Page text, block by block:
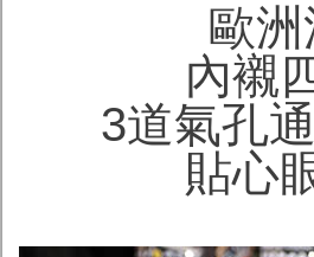
歐
內襯
3道氣孔
貼心